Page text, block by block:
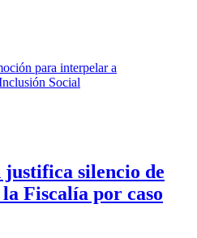
silencio de
Fiscalía por caso